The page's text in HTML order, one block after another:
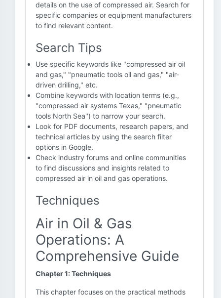
details on the use of compressed air. Search for
specific companies or equipment manufacturers
to find relevant content.
Search Tips
Use specific keywords like "compressed air oil
and gas," "pneumatic tools oil and gas," "air-
driven drilling," etc.
Combine keywords with location terms (e.g.,
"compressed air systems Texas," "pneumatic
tools North Sea") to narrow your search.
Look for PDF documents, research papers, and
technical articles by using the search filter
options in Google.
Check industry forums and online communities
to find discussions and insights related to
compressed air in oil and gas operations.
Techniques
Air in Oil & Gas
Operations: A
Comprehensive Guide
Chapter 1: Techniques
This chapter focuses on the practical methods